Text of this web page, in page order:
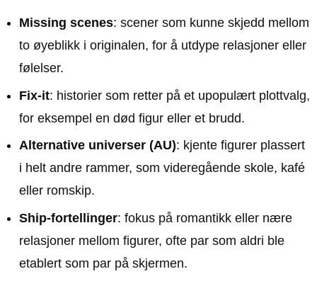
Missing scenes: scener som kunne skjedd mellom
to øyeblikk i originalen, for å utdype relasjoner eller
følelser.
Fix-it: historier som retter på et upopulært plottvalg,
for eksempel en død figur eller et brudd.
Alternative universer (AU): kjente figurer plassert
i helt andre rammer, som videregående skole, kafé
eller romskip.
Ship-fortellinger: fokus på romantikk eller nære
relasjoner mellom figurer, ofte par som aldri ble
etablert som par på skjermen.